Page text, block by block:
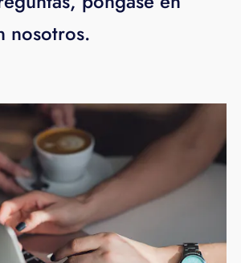
de teléfono que sonarán en
especifique cuando se dirija una
teléfono de escritorio. Tendrá
Me/Follow Me según su nivel
Solo se puede utilizar una de
a la vez. Puede administrar
nosotros.